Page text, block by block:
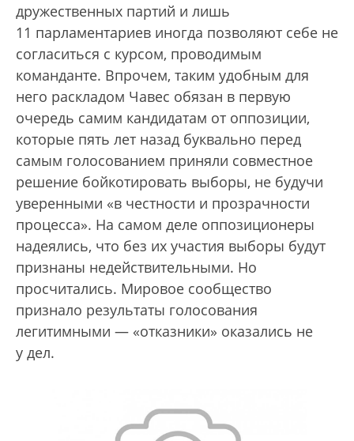
дружественных партий и лишь
11 парламентариев иногда позволяют себе не
согласиться с курсом, проводимым
команданте. Впрочем, таким удобным для
него раскладом Чавес обязан в первую
очередь самим кандидатам от оппозиции,
которые пять лет назад буквально перед
самым голосованием приняли совместное
решение бойкотировать выборы, не будучи
уверенными «в честности и прозрачности
процесса». На самом деле оппозиционеры
надеялись, что без их участия выборы будут
признаны недействительными. Но
просчитались. Мировое сообщество
признало результаты голосования
легитимными — «отказники» оказались не
у дел.